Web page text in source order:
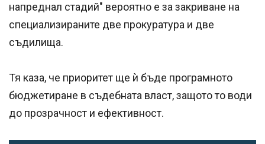
напреднал стадий" вероятно е за закриване на
специализираните две прокуратура и две
съдилища.
Тя каза, че приоритет ще ѝ бъде програмното
бюджетиране в съдебната власт, защото то води
до прозрачност и ефективност.